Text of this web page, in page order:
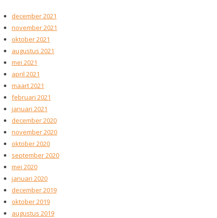
december 2021
november 2021
oktober 2021
augustus 2021
mei 2021
april 2021
maart 2021
februari 2021
januari 2021
december 2020
november 2020
oktober 2020
september 2020
mei 2020
januari 2020
december 2019
oktober 2019
augustus 2019